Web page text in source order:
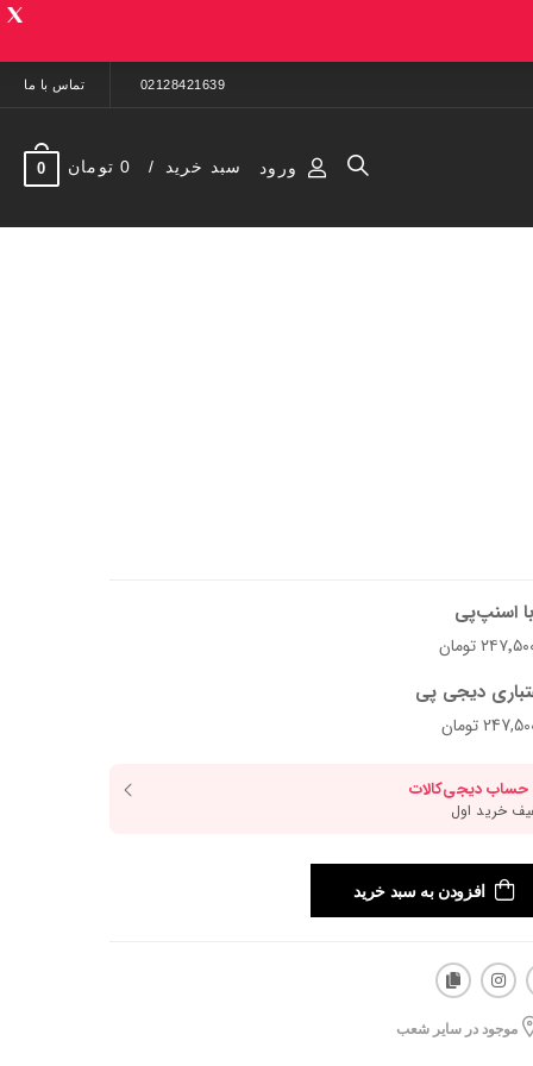
02128421639 تماس با ما
ورود سبد خرید 0 تومان 0
اسنپ‌پی
دیجی پی
افزودن به سبد خرید
موجود در سایر شعب